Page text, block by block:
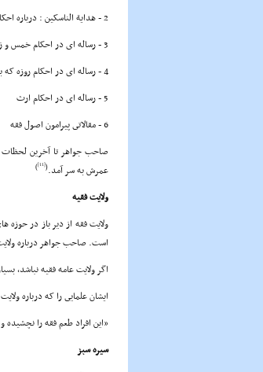
2 - هدایة الناسکین : درباره احکام حج
3 - رساله اى در احکام خمس و زکات
4 - رساله اى در احکام روزه که به فارسى ترجمه شد.
5 - رساله اى در احکام ارث
6 - مقالاتى پیرامون اصول فقه
صاحب جواهر تا آخرین لحظات
عمرش به سر آمد.(
[11]
)
ولایت فقیه
ولایت فقه از دیر باز در
است. صاحب جواهر درباره
اگر ولایت عامه فقیه نباشد،
ایشان علمایى را که درباره
«این افراد طعم فقه را نچشیده
سیره سبز